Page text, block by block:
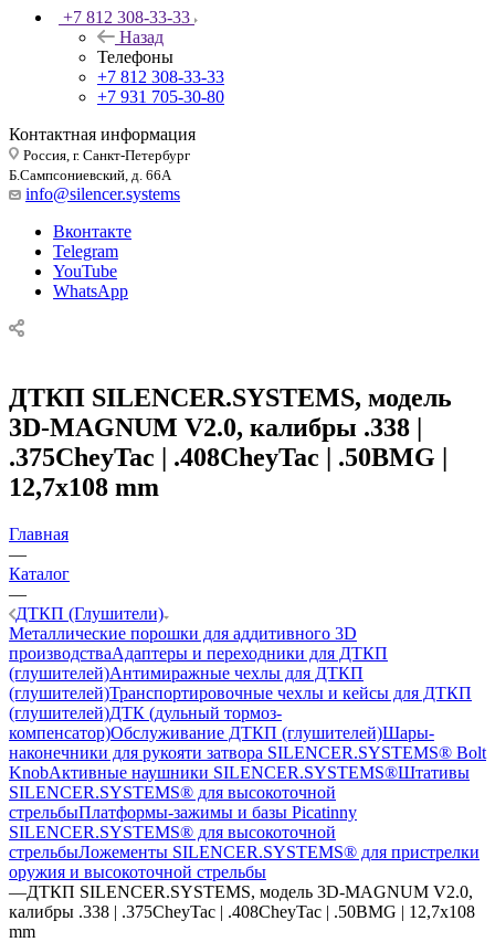
+7 812 308-33-33
Назад
Телефоны
+7 812 308-33-33
+7 931 705-30-80
Контактная информация
Россия, г. Санкт-Петербург
Б.Сампсониевский, д. 66А
info@silencer.systems
Вконтакте
Telegram
YouTube
WhatsApp
ДТКП SILENCER.SYSTEMS, модель
3D-MAGNUM V2.0, калибры .338 |
.375CheyTac | .408CheyTac | .50BMG |
12,7x108 mm
Главная
—
Каталог
—
ДТКП (Глушители)
Металлические порошки для аддитивного 3D
производстваАдаптеры и переходники для ДТКП
(глушителей)Антимиражные чехлы для ДТКП
(глушителей)Транспортировочные чехлы и кейсы для ДТКП
(глушителей)ДТК (дульный тормоз-
компенсатор)Обслуживание ДТКП (глушителей)Шары-
наконечники для рукояти затвора SILENCER.SYSTEMS® Bolt
KnobАктивные наушники SILENCER.SYSTEMS®Штативы
SILENCER.SYSTEMS® для высокоточной
стрельбыПлатформы-зажимы и базы Picatinny
SILENCER.SYSTEMS® для высокоточной
стрельбыЛожементы SILENCER.SYSTEMS® для пристрелки
оружия и высокоточной стрельбы
—ДТКП SILENCER.SYSTEMS, модель 3D-MAGNUM V2.0,
калибры .338 | .375CheyTac | .408CheyTac | .50BMG | 12,7x108
mm